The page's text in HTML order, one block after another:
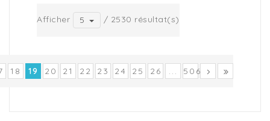
Afficher 5 / 2530 résultat(s)
18 19 20 21 22 23 24 25 26 ... 506